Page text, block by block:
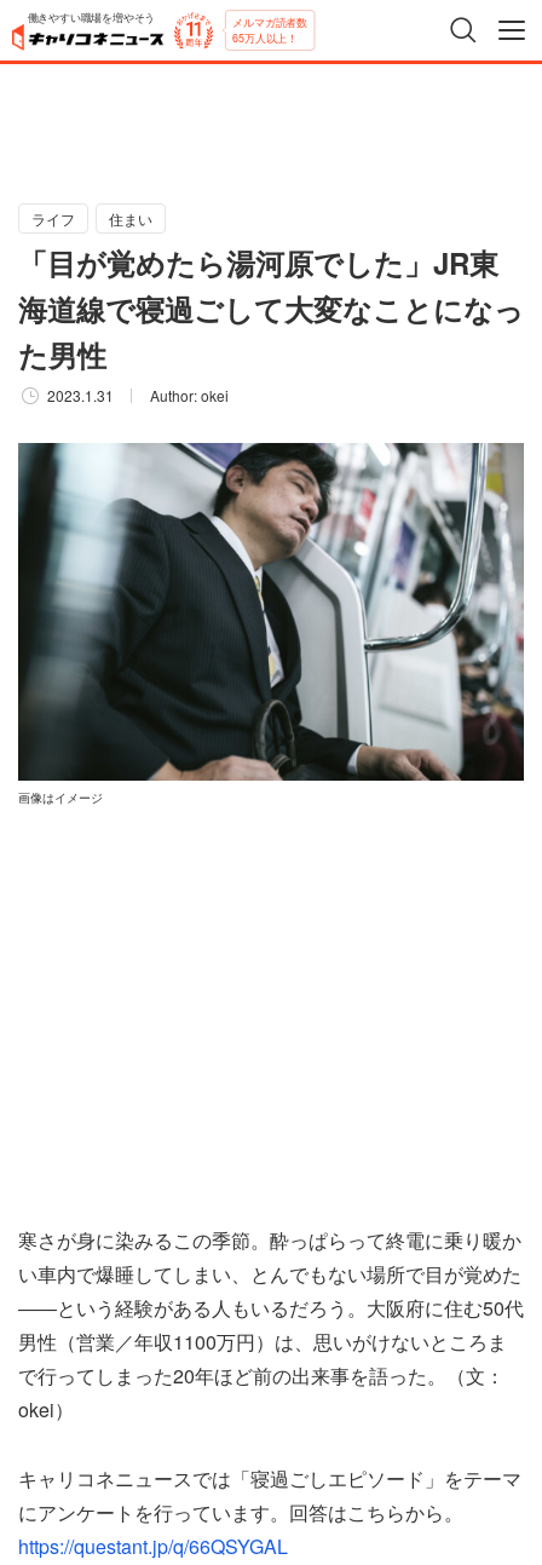
働きやすい職場を増やそう メルマガ読者数
65万人以上！
ライフ 住まい
「目が覚めたら湯河原でした」JR東
海道線で寝過ごして大変なことになっ
た男性
2023.1.31 Author:okei
画像はイメージ
寒さが身に染みるこの季節。酔っぱらって終電に乗り暖か
い車内で爆睡してしまい、とんでもない場所で目が覚めた
――という経験がある人もいるだろう。大阪府に住む50代
男性（営業／年収1100万円）は、思いがけないところま
で行ってしまった20年ほど前の出来事を語った。（文：
okei）
キャリコネニュースでは「寝過ごしエピソード」をテーマ
にアンケートを行っています。回答はこちらから。
https://questant.jp/q/66QSYGAL